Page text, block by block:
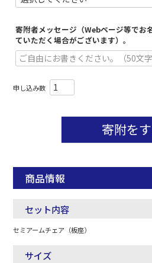
寄附者メッセージ（Webページ等で
ていただく場合がございます）。
寄附を
商品情報
セット内容
セミアームチェア（板座）
サイズ